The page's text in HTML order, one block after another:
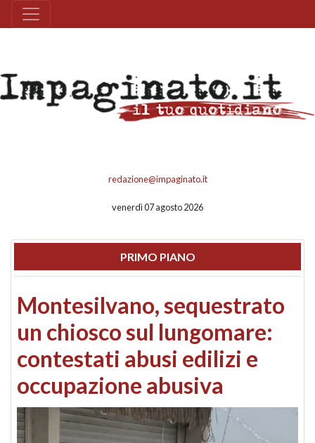
redazione@impaginato.it
venerdì 07 agosto 2026
PRIMO PIANO
Montesilvano, sequestrato
un chiosco sul lungomare:
contestati abusi edilizi e
occupazione abusiva